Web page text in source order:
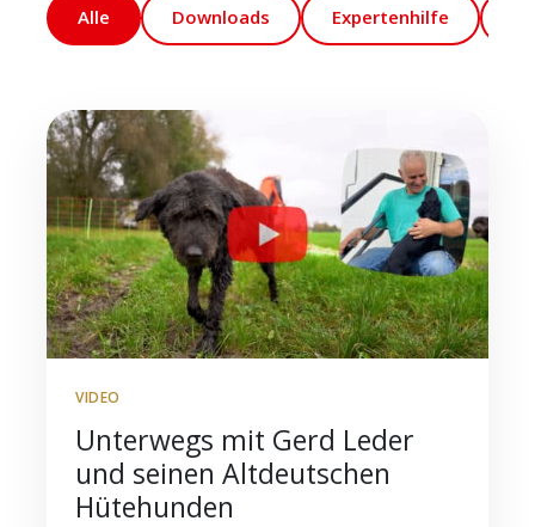
Alle Downloads Expertenhilfe
VIDEO
Unterwegs mit Gerd Leder
und seinen Altdeutschen
Hütehunden